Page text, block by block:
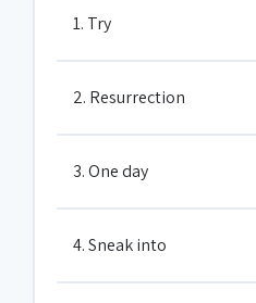
1. Try
2. Resurrection
3. One day
4. Sneak into